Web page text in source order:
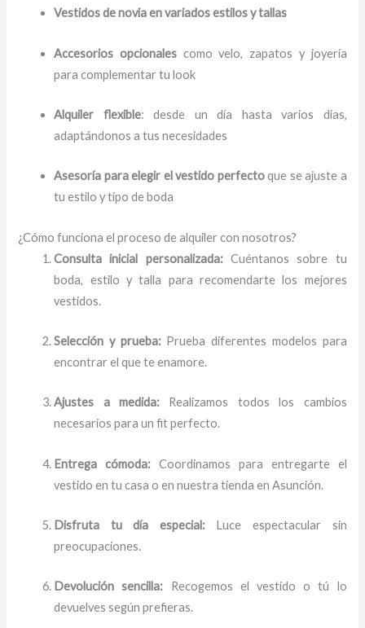
Vestidos de novia en variados estilos y tallas
Accesorios opcionalescomo velo, zapatos y joyería
para complementar tu look
Alquiler flexible: desde un día hasta varios días,
adaptándonos a tus necesidades
Asesoría para elegir el vestido perfectoque se ajuste a
tu estilo y tipo de boda
¿Cómo funciona el proceso de alquiler con nosotros?
Consulta inicial personalizada:Cuéntanos sobre tu
boda, estilo y talla para recomendarte los mejores
vestidos.
Selección y prueba:Prueba diferentes modelos para
encontrar el que te enamore.
Ajustes a medida: Realizamos todos los cambios
necesarios para un fit perfecto.
Entrega cómoda: Coordinamos para entregarte el
vestido en tu casa o en nuestra tienda en Asunción.
Disfruta tu día especial:Luce espectacular sin
preocupaciones.
Devolución sencilla: Recogemos el vestido o tú lo
devuelves según prefieras.